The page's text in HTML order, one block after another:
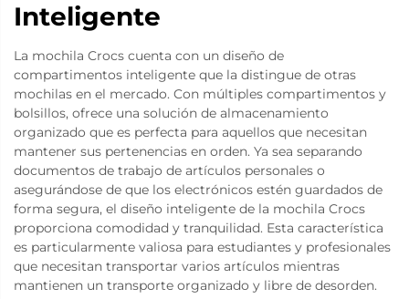
Inteligente
La mochila Crocs cuenta con un diseño de
compartimentos inteligente que la distingue de otras
mochilas en el mercado. Con múltiples compartimentos y
bolsillos, ofrece una solución de almacenamiento
organizado que es perfecta para aquellos que necesitan
mantener sus pertenencias en orden. Ya sea separando
documentos de trabajo de artículos personales o
asegurándose de que los electrónicos estén guardados de
forma segura, el diseño inteligente de la mochila Crocs
proporciona comodidad y tranquilidad. Esta característica
es particularmente valiosa para estudiantes y profesionales
que necesitan transportar varios artículos mientras
mantienen un transporte organizado y libre de desorden.